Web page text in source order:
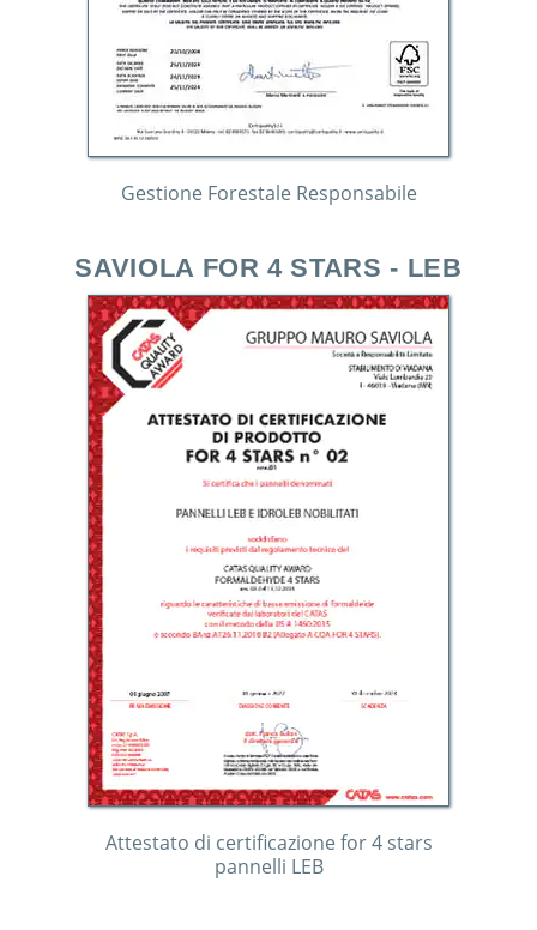
Gestione Forestale Responsabile
SAVIOLA FOR 4 STARS - LEB
Attestato di certificazione for 4 stars
pannelli LEB